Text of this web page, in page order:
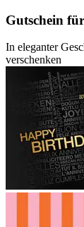
Gutschein
In eleganter
verschenken